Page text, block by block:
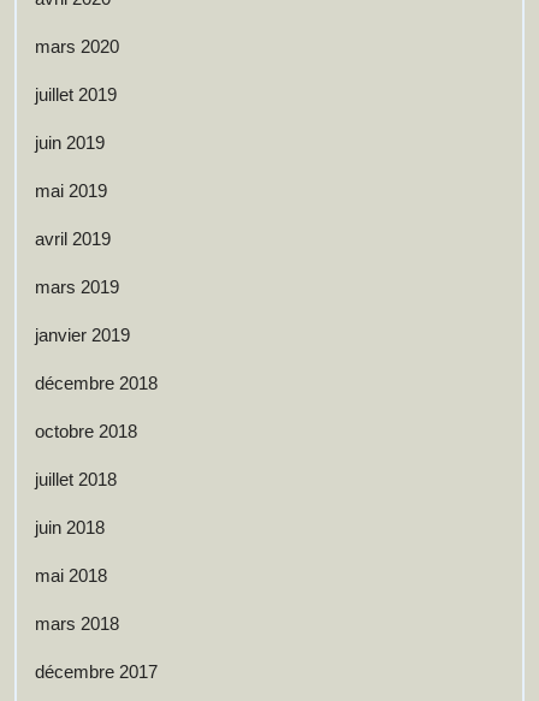
mars 2020
juillet 2019
juin 2019
mai 2019
avril 2019
mars 2019
janvier 2019
décembre 2018
octobre 2018
juillet 2018
juin 2018
mai 2018
mars 2018
décembre 2017